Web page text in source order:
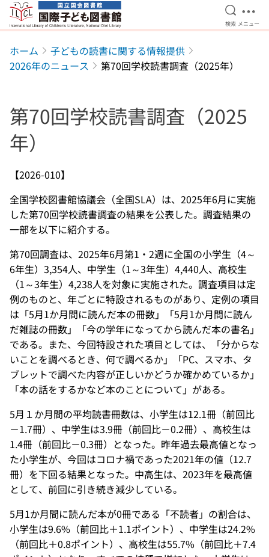
本文へ移動
検索を
検索 メ
メニュー
ホーム
子どもの読書に関する情報提供
2026年のニュース
第70回学校読書調査（2025年）
第70回学校読書調査（2025
年）
【2026-010】
全国学校図書館協議会（全国SLA）は、2025年6月に実施
した第70回学校読書調査の結果を公表した。調査結果の
一部を以下に紹介する。
第70回調査は、2025年6月第1・2週に全国の小学生（4～
6年生）3,354人、中学生（1～3年生）4,440人、高校生
（1～3年生）4,238人を対象に実施された。調査項目は定
例のものと、年ごとに特設されるものがあり、定例の項目
は「5月1か月間に読んだ本の冊数」「5月1か月間に読ん
だ雑誌の冊数」「今の学年になってから読んだ本の書名」
である。また、今回特設された項目としては、「分からな
いことを調べるとき、何で調べるか」「PC、スマホ、タ
ブレットで調べた内容が正しいかどうか確かめているか」
「本の話をするかなど本のことについて」がある。
5月１か月間の平均読書冊数は、小学生は12.1冊（前回比
－1.7冊）、中学生は3.9冊（前回比－0.2冊）、高校生は
1.4冊（前回比－0.3冊）となった。昨年過去最高値となっ
た小学生が、今回はコロナ禍であった2021年の値（12.7
冊）を下回る結果となった。中高生は、2023年を最高値
として、前回に引き続き減少している。
5月1か月間に読んだ本が0冊である「不読者」の割合は、
小学生は9.6%（前回比＋1.1ポイント）、中学生は24.2%
（前回比＋0.8ポイント）、高校生は55.7%（前回比＋7.4